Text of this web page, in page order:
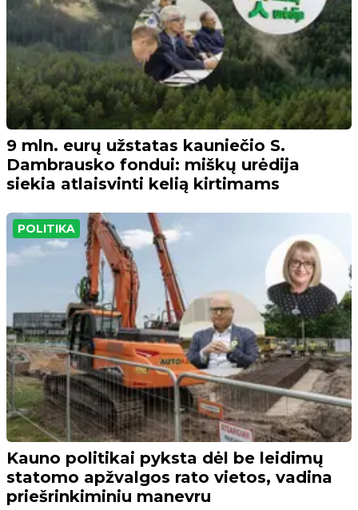
9 mln. eurų užstatas kauniečio S.
Dambrausko fondui: miškų urėdija
siekia atlaisvinti kelią kirtimams
POLITIKA
Kauno politikai pyksta dėl be leidimų
statomo apžvalgos rato vietos, vadina
priešrinkiminiu manevru